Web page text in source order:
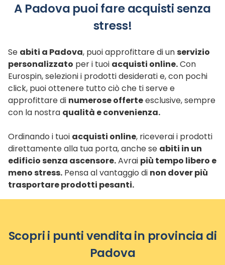
A Padova puoi fare acquisti senza
stress!
Se abiti a Padova, puoi approfittare di un servizio
personalizzato per i tuoi acquisti online.Con
Eurospin, selezioni i prodotti desiderati e, con pochi
click, puoi ottenere tutto ciò che ti serve e
approfittare di numerose offerteesclusive, sempre
con la nostra qualità e convenienza.
Ordinando i tuoi acquisti online, riceverai i prodotti
direttamente alla tua porta, anche se abiti in un
edificio senza ascensore.Avrai più tempo libero e
meno stress. Pensa al vantaggio di non dover più
trasportare prodotti pesanti.
Scopri i punti vendita in provincia di
Padova